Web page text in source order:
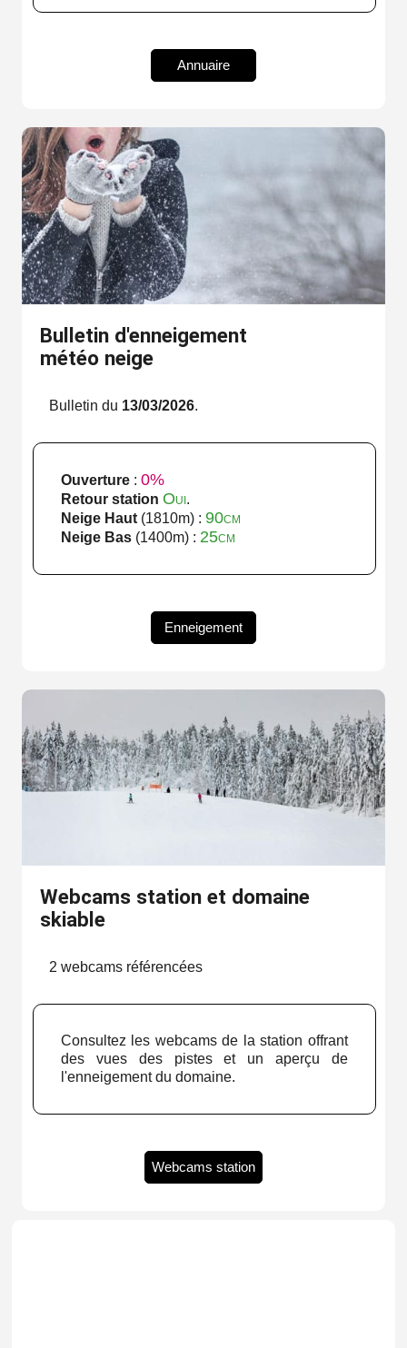
Annuaire
Bulletin d'enneigement
météo neige
Bulletin du 13/03/2026.
Ouverture: 0%
Retour station Oui.
Neige Haut(1810m) : 90cm
Neige Bas(1400m) : 25cm
Enneigement
Webcams station et domaine
skiable
2 webcams référencées
Consultez les webcams de la station offrant
des vues des pistes et un aperçu de
l'enneigement du domaine.
Webcams station